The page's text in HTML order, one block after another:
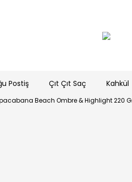
Postiş Çıt Çıt Saç Kahkül